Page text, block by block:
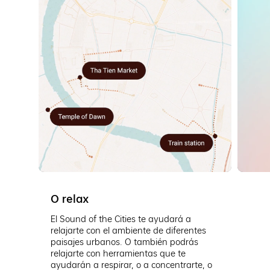
O relax
El Sound of the Cities te ayudará a
relajarte con el ambiente de diferentes
paisajes urbanos. O también podrás
relajarte con herramientas que te
ayudarán a respirar, o a concentrarte, o